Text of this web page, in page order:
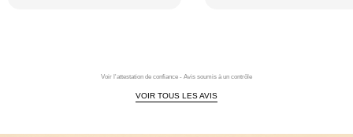
Voir l'attestation de confiance - Avis soumis à un contrôle
VOIR TOUS LES AVIS